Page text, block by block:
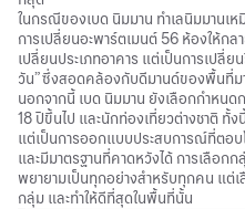
ในกรณีของเบด นิมมาน ทำเลนิมมานเ
การเปลี่ยนอะพาร์ตเมนต์ 56 ห้องให้กล
เปลี่ยนประเภทอาคาร แต่เป็นการเปลี่ย
วัน” ซึ่งสอดคล้องกับดีมานด์ของพื้นที่ม
นอกจากนี้ เบด นิมมาน ยังเลือกกำหน
18 ปีขึ้นไป และนักท่องเที่ยวต่างชาติ
แต่เป็นการออกแบบประสบการณ์ที่ตอ
และมีมาตรฐานที่คาดหวังได้ การเลือก
พยายามเป็นทุกอย่างสำหรับทุกคน แต่เ
กลุ่ม และทำให้ดีที่สุดในพื้นที่นั้น